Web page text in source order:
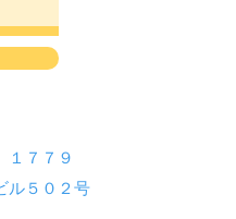
７７９
ル５０２号